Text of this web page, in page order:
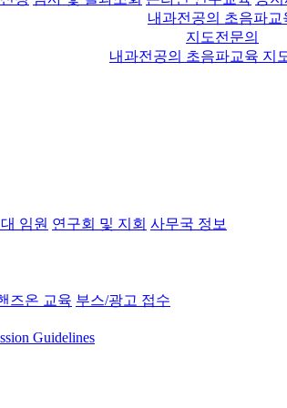
내과전공의 초음파교
지도전문의
내과전공의 초음파교육 지
임원 연구회 및 지회 사무국 정보
즈온 교육 부스/광고 접수
Guidelines